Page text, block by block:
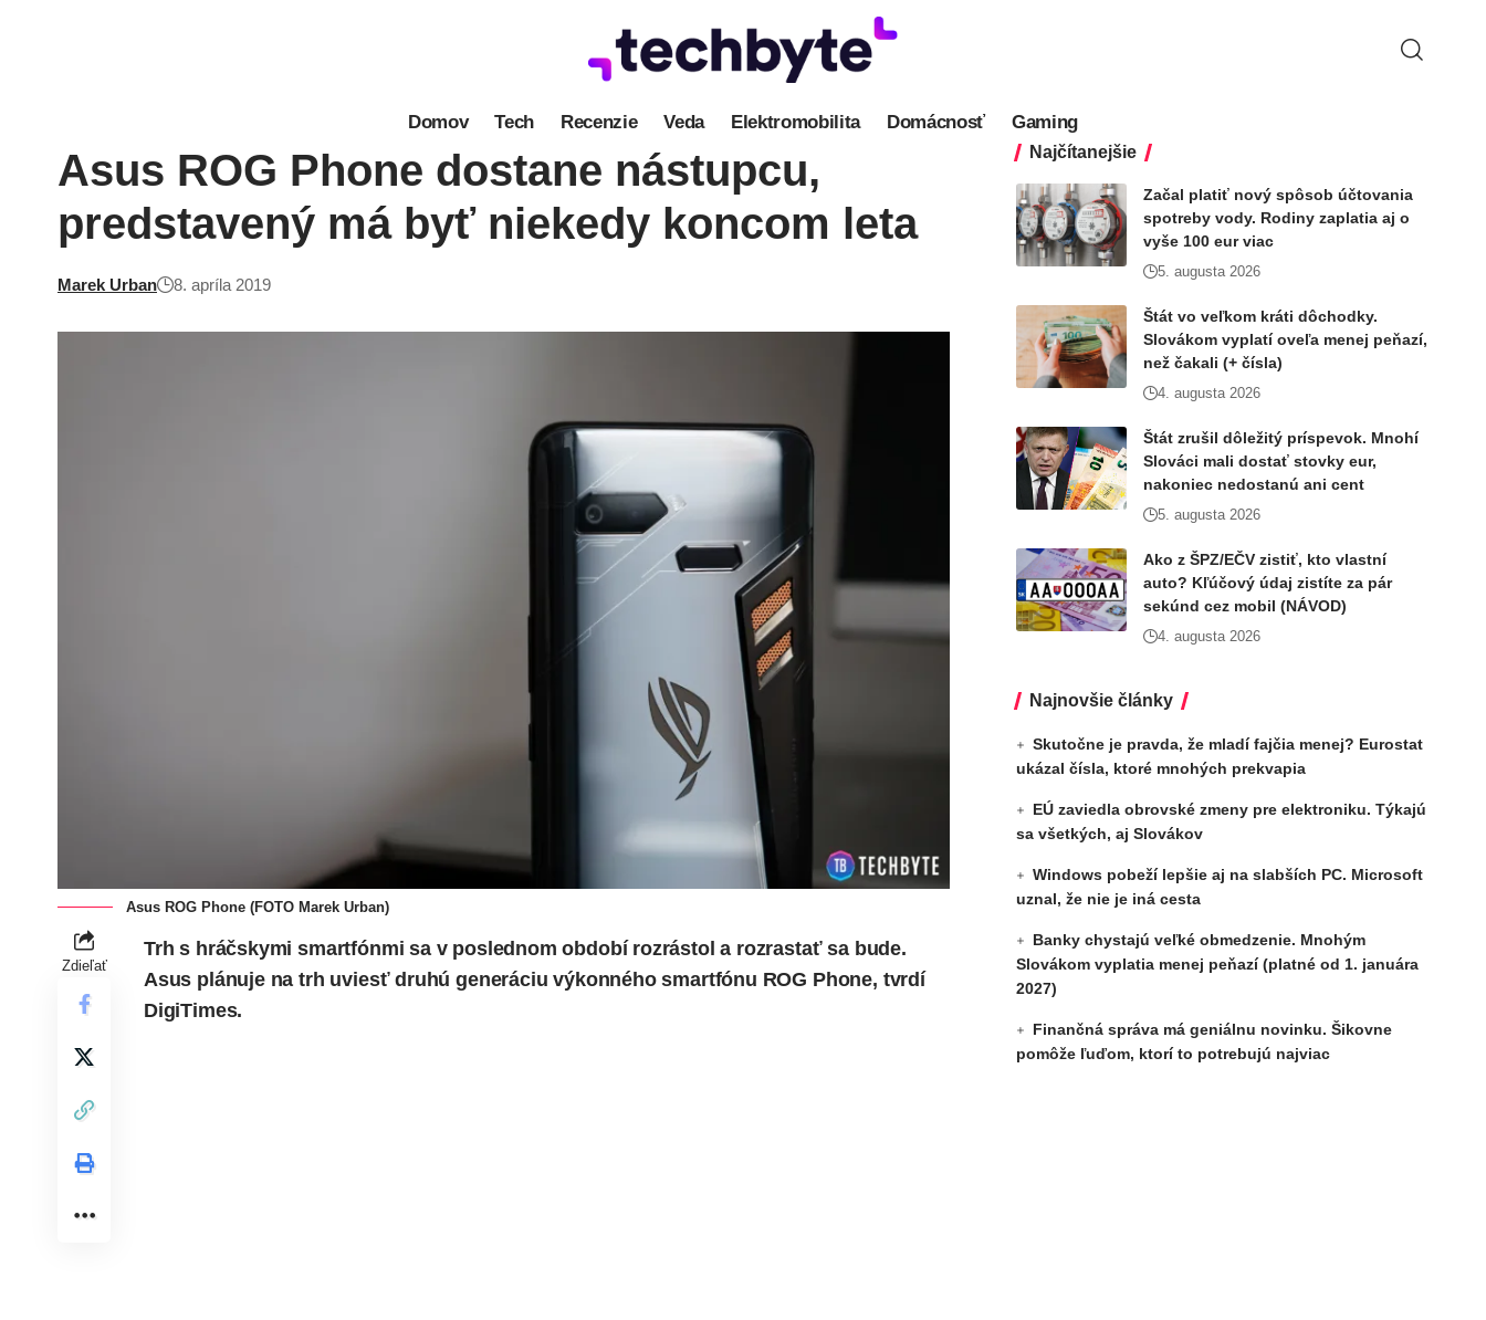
Domov Tech Recenzie Veda Elektromobilita Domácnosť Gaming
Asus ROG Phone dostane nástupcu,
predstavený má byť niekedy koncom leta
Marek Urban 8. apríla 2019
Asus ROG Phone (FOTO Marek Urban)
Zdieľať
Trh s hráčskymi smartfónmi sa v poslednom období rozrástol a rozrastať sa bude.
Asus plánuje na trh uviesť druhú generáciu výkonného smartfónu ROG Phone, tvrdí
DigiTimes.
Najčítanejšie
Začal platiť nový spôsob účtovania
spotreby vody. Rodiny zaplatia aj o
vyše 100 eur viac
5. augusta 2026
Štát vo veľkom kráti dôchodky.
Slovákom vyplatí oveľa menej peňazí,
než čakali (+ čísla)
4. augusta 2026
Štát zrušil dôležitý príspevok. Mnohí
Slováci mali dostať stovky eur,
nakoniec nedostanú ani cent
5. augusta 2026
Ako z ŠPZ/EČV zistiť, kto vlastní
auto? Kľúčový údaj zistíte za pár
sekúnd cez mobil (NÁVOD)
4. augusta 2026
Najnovšie články
Skutočne je pravda, že mladí fajčia menej? Eurostat
ukázal čísla, ktoré mnohých prekvapia
EÚ zaviedla obrovské zmeny pre elektroniku. Týkajú
sa všetkých, aj Slovákov
Windows pobeží lepšie aj na slabších PC. Microsoft
uznal, že nie je iná cesta
Banky chystajú veľké obmedzenie. Mnohým
Slovákom vyplatia menej peňazí (platné od 1. januára
2027)
Finančná správa má geniálnu novinku. Šikovne
pomôže ľuďom, ktorí to potrebujú najviac